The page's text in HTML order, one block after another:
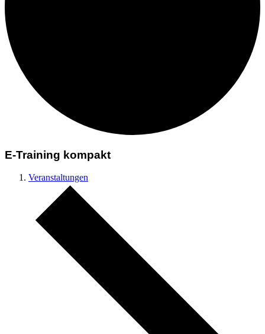
E-Training kompakt
Veranstaltungen